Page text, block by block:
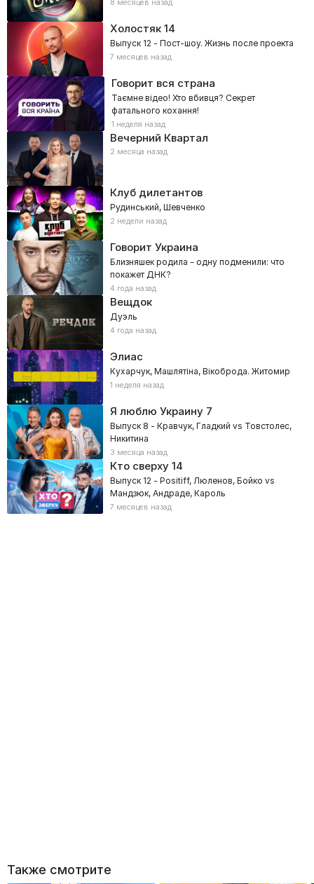
8 месяцев назад
Холостяк14
Выпуск 12 - Пост-шоу. Жизнь после проекта
7 месяцев назад
Говорит вся страна
Таємне відео! Хто вбивця? Секрет
фатального кохання!
1 неделя назад
Вечерний Квартал
2 месяца назад
Клуб дилетантов
Рудинський, Шевченко
2 недели назад
Говорит Украина
Близняшек родила – одну подменили: что
покажет ДНК?
4 года назад
Вещдок
Дуэль
4 года назад
Элиас
Кухарчук, Машлятіна, Вікоброда. Житомир
1 неделя назад
Я люблю Украину7
Выпуск 8 - Кравчук, Гладкий vs Товстолес,
Никитина
3 месяца назад
Кто сверху14
Выпуск 12 - Positiff, Люленов, Бойко vs
Мандзюк, Андраде, Кароль
7 месяцев назад
Также смотрите